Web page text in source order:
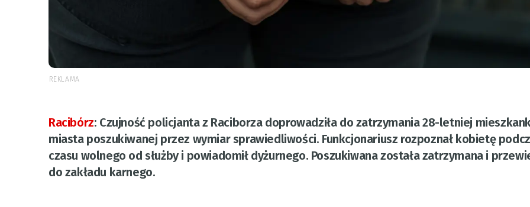
REKLAMA
Racibórz: Czujność policjanta z Raciborza doprowadziła do zatrzymania 28-letniej
miasta poszukiwanej przez wymiar sprawiedliwości. Funkcjonariusz rozpoznał kobietę
czasu wolnego od służby i powiadomił dyżurnego. Poszukiwana została zatrzymana i
do zakładu karnego.